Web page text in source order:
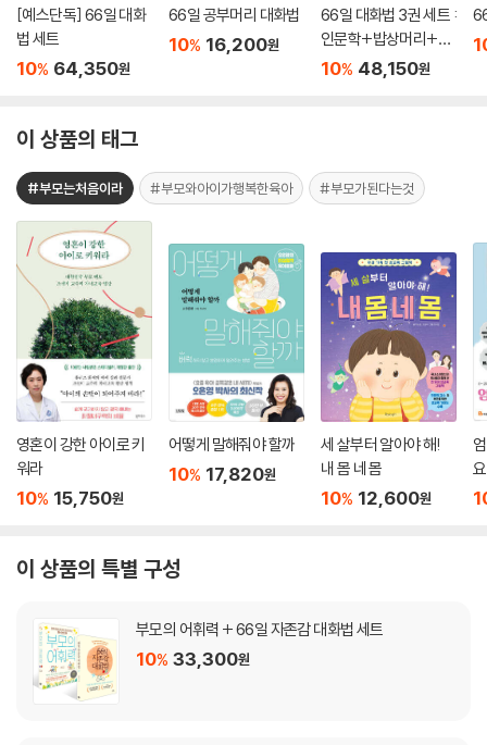
[예스단독] 66일 대화
법 세트
10% 64,350원
66일 공부머리 대화법
10% 16,200원
66일 대화법 3권 세트 :
인문학+밥상머리+자
존감
10% 48,150원
이 상품의 태그
#부모는처음이라 #부모와아이가행복한육아 #부모가된다는것
영혼이 강한 아이로 키
워라
10% 15,750원
어떻게 말해줘야 할까
10% 17,820원
세 살부터 알아야 해!
내 몸 네 몸
10% 12,600원
요
이 상품의 특별 구성
부모의 어휘력 + 66일 자존감 대화법 세트
10% 33,300원